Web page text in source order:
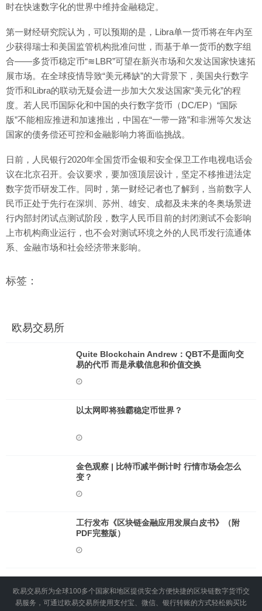
时在快速数字化的世界中维持金融稳定。
第一财经研究院认为，可以预期的是，Libra单一货币将在年内至
少获得瑞士和美国监管机构批准问世，而基于单一货币的数字组
合——多货币稳定币“≋LBR”可望在新兴市场和欠发达国家快速拓
展市场。在全球疫情导致“美元稀缺”的大背景下，美国央行数字
货币和Libra的联动无疑会进一步加大欠发达国家“美元化”的程
度。若人民币国际化和中国的央行数字货币（DC/EP）“国际
版”不能相应推进和加速推出，中国在“一带一路”和非洲等欠发达
国家的债务偿还可控和金融影响力将面临挑战。
日前，人民银行2020年全国货币金银和安全保卫工作电视电话会
议在北京召开。会议要求，要加强顶层设计，坚定不移推进法定
数字货币研发工作。同时，第一财经记者也了解到，当前数字人
民币正处于先行在深圳、苏州、雄安、成都及未来的冬奥场景进
行内部封闭试点测试阶段，数字人民币目前的封闭测试不会影响
上市机构商业运行，也不会对测试环境之外的人民币发行流通体
系、金融市场和社会经济带来影响。
标签：
欧易交易所
Quite Blockchain Andrew：QBT不是面向交
易的代币 而是承载信息和价值交换
以太网即将独霸稳定币世界？
金色观察 | 比特币减半倒计时 行情市场会怎么
变？
工行发布《区块链金融应用发展白皮书》（附
PDF完整版）
欧易交易所为全球100多个国家和地区提供安全方便快捷的区块链数字货币交
易服务，可通过欧易交易所使用支付宝、微信、银行转账的方式轻松购买比